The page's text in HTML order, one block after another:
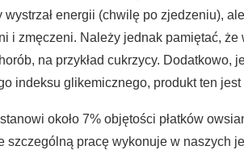
wystrzał energii (chwilę po zjedzeniu),
i zmęczeni. Należy jednak pamiętać, że
na przykład cukrzycy. Dodatkowo,
indeksu glikemicznego, produkt ten jest
około 7% objętości płatków
szczególną pracę wykonuje w naszych